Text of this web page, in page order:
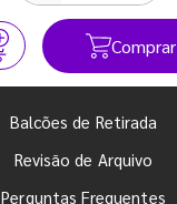
Comprar
Balcões de Retirada
Revisão de Arquivo
Perguntas Frequentes